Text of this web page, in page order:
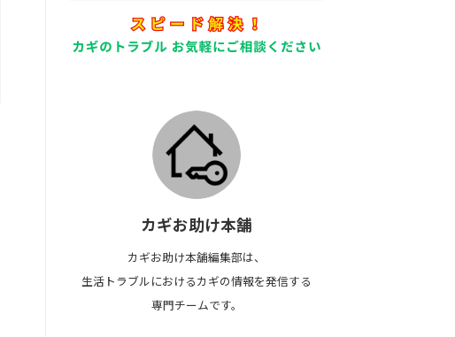
カギお助け本舗
カギお助け本舗編集部は、
生活トラブルにおけるカギの情報を発信する
専門チームです。